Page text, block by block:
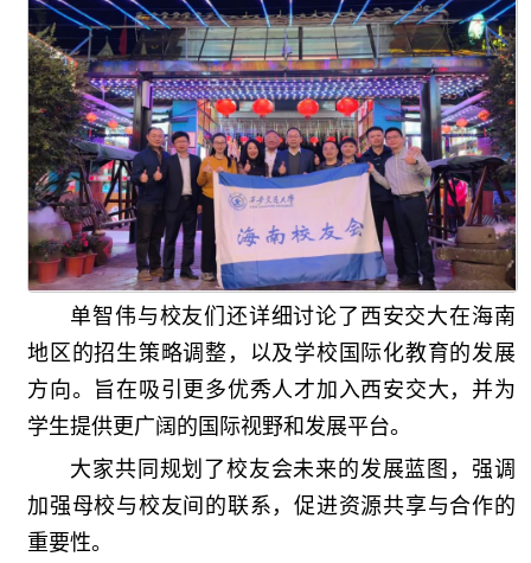
单智伟与校友们还详细讨论了西安交大在海南
地区的招生策略调整，以及学校国际化教育的发展
方向。旨在吸引更多优秀人才加入西安交大，并为
学生提供更广阔的国际视野和发展平台。
大家共同规划了校友会未来的发展蓝图，强调
加强母校与校友间的联系，促进资源共享与合作的
重要性。